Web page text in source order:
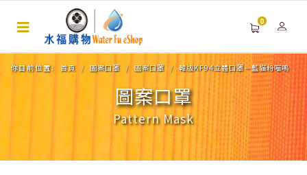
0
你目前位置: 首頁 圖案口罩 圖案口罩 韓版KF94立體口罩－藍貓粉喵嗚
圖案口罩
Pattern Mask